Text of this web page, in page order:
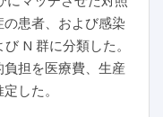
患者、および感染
N 群に分類した。
担を医療費、生産
した。